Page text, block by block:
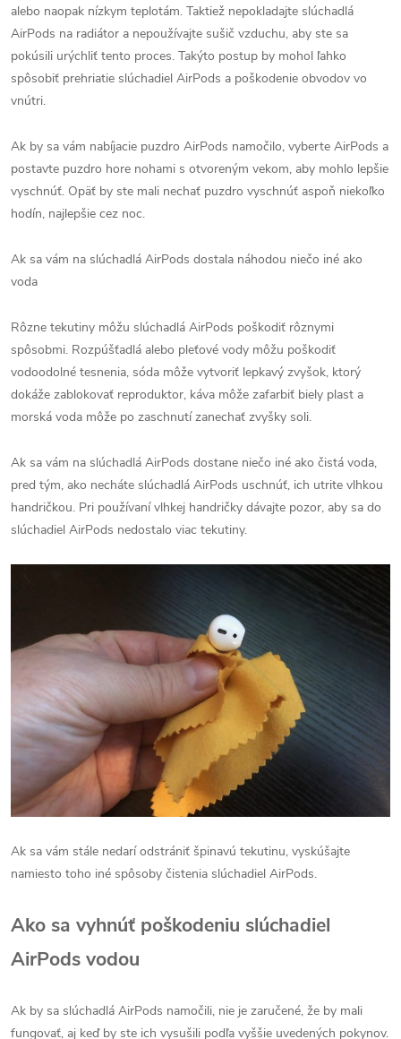
alebo naopak nízkym teplotám. Taktiež nepokladajte slúchadlá
AirPods na radiátor a nepoužívajte sušič vzduchu, aby ste sa
pokúsili urýchliť tento proces. Takýto postup by mohol ľahko
spôsobiť prehriatie slúchadiel AirPods a poškodenie obvodov vo
vnútri.
Ak by sa vám nabíjacie puzdro AirPods namočilo, vyberte AirPods a
postavte puzdro hore nohami s otvoreným vekom, aby mohlo lepšie
vyschnúť. Opäť by ste mali nechať puzdro vyschnúť aspoň niekoľko
hodín, najlepšie cez noc.
Ak sa vám na slúchadlá AirPods dostala náhodou niečo iné ako
voda
Rôzne tekutiny môžu slúchadlá AirPods poškodiť rôznymi
spôsobmi. Rozpúšťadlá alebo pleťové vody môžu poškodiť
vodoodolné tesnenia, sóda môže vytvoriť lepkavý zvyšok, ktorý
dokáže zablokovať reproduktor, káva môže zafarbiť biely plast a
morská voda môže po zaschnutí zanechať zvyšky soli.
Ak sa vám na slúchadlá AirPods dostane niečo iné ako čistá voda,
pred tým, ako necháte slúchadlá AirPods uschnúť, ich utrite vlhkou
handričkou. Pri používaní vlhkej handričky dávajte pozor, aby sa do
slúchadiel AirPods nedostalo viac tekutiny.
Ak sa vám stále nedarí odstrániť špinavú tekutinu, vyskúšajte
namiesto toho iné spôsoby čistenia slúchadiel AirPods.
Ako sa vyhnúť poškodeniu slúchadiel
AirPods vodou
Ak by sa slúchadlá AirPods namočili, nie je zaručené, že by mali
fungovať, aj keď by ste ich vysušili podľa vyššie uvedených pokynov.